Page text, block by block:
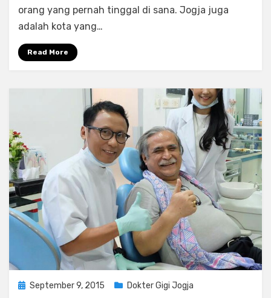
Jogja
Terbaik
orang yang pernah tinggal di sana. Jogja juga
adalah kota yang…
Read More
Posted
September 9, 2015 Dokter Gigi Jogja